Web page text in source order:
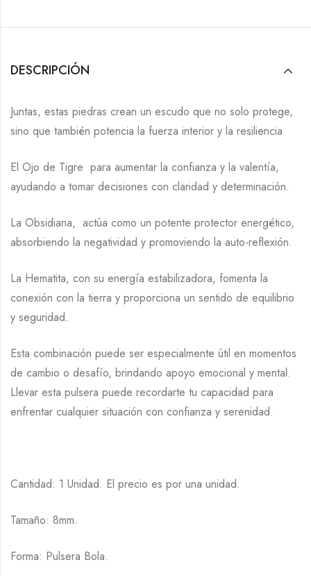
DESCRIPCIÓN
Juntas, estas piedras crean un escudo que no solo protege,
sino que también potencia la fuerza interior y la resiliencia
El Ojo de Tigre para aumentar la confianza y la valentía,
ayudando a tomar decisiones con claridad y determinación.
La Obsidiana, actúa como un potente protector energético,
absorbiendo la negatividad y promoviendo la auto-reflexión.
La Hematita, con su energía estabilizadora, fomenta la
conexión con la tierra y proporciona un sentido de equilibrio
y seguridad.
Esta combinación puede ser especialmente útil en momentos
de cambio o desafío, brindando apoyo emocional y mental.
Llevar esta pulsera puede recordarte tu capacidad para
enfrentar cualquier situación con confianza y serenidad.
Cantidad: 1 Unidad. El precio es por una unidad.
Tamaño: 8mm.
Forma: Pulsera Bola.